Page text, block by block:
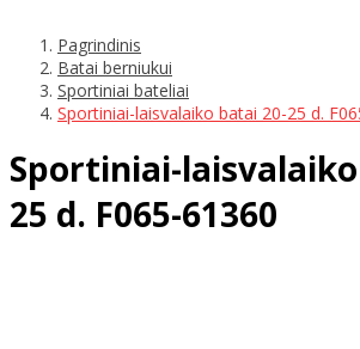
Pagrindinis
Batai berniukui
Sportiniai bateliai
Sportiniai-laisvalaiko batai 20-25 d.
Sportiniai-
25 d. F065-61360